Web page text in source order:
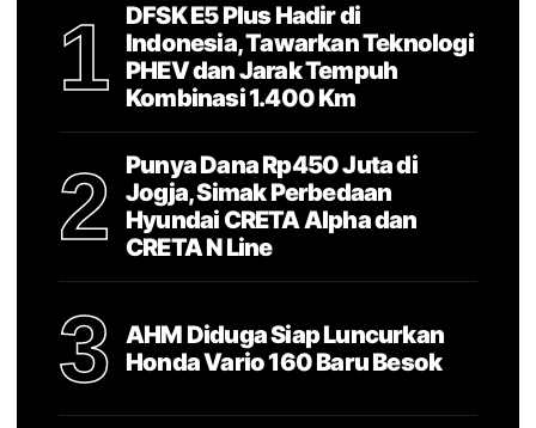
1
DFSK E5 Plus Hadir di
Indonesia, Tawarkan Teknologi
PHEV dan Jarak Tempuh
Kombinasi 1.400 Km
2
Punya Dana Rp450 Juta di
Jogja, Simak Perbedaan
Hyundai CRETA Alpha dan
CRETA N Line
3
AHM Diduga Siap Luncurkan
Honda Vario 160 Baru Besok